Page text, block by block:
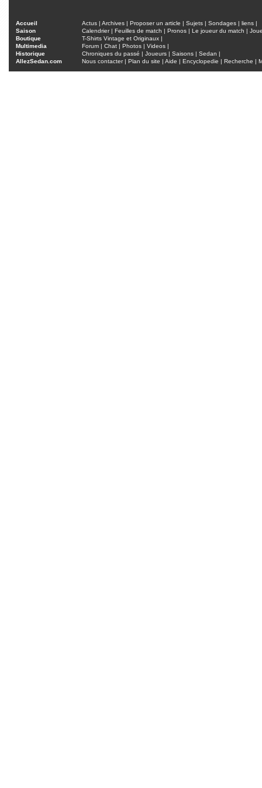
Accueil Actus | Archives | Proposer un article | Sujets | Sondages | liens |
Saison
Calendrier| Feuilles de match | Pronos | Le joueur du match |
Boutique
T-Shirts Vintage et Originaux |
Multimedia
Forum | Chat | Photos | Videos |
Historique
Chroniques du passé | Joueurs | Saisons | Sedan |
AllezSedan.com
Nous contacter| Plan du site | Aide | Encyclopedie | Recherche |